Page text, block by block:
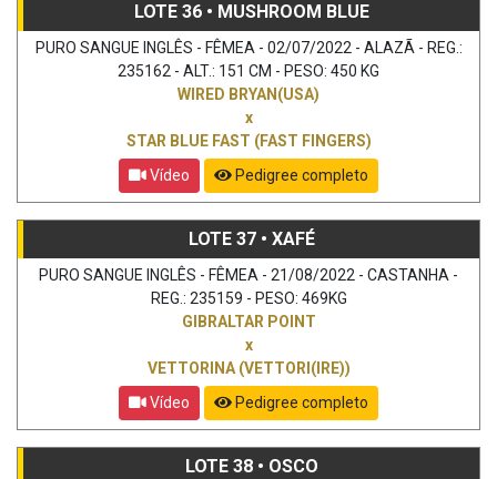
LOTE 36 • MUSHROOM BLUE
PURO SANGUE INGLÊS - FÊMEA - 02/07/2022 - ALAZÃ - REG.:
235162 - ALT.: 151 CM - PESO: 450 KG
WIRED BRYAN(USA)
x
STAR BLUE FAST (FAST FINGERS)
Vídeo
Pedigree completo
LOTE 37 • XAFÉ
PURO SANGUE INGLÊS - FÊMEA - 21/08/2022 - CASTANHA -
REG.: 235159 - PESO: 469KG
GIBRALTAR POINT
x
VETTORINA (VETTORI(IRE))
Vídeo
Pedigree completo
LOTE 38 • OSCO